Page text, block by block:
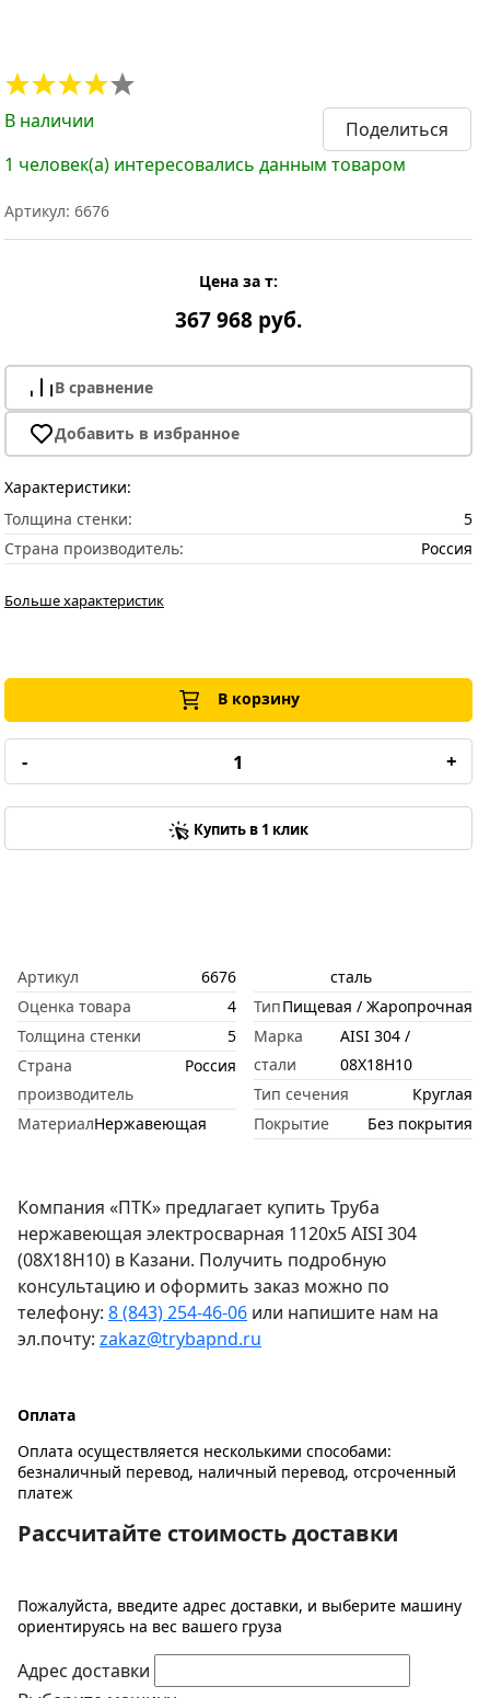
В наличии
Поделиться
1 человек(а) интересовались данным товаром
Артикул: 6676
Цена за т:
367 968 руб.
В сравнение
Добавить в избранное
Характеристики:
Толщина стенки:
5
Страна производитель:
Россия
Больше характеристик
В корзину
- +
Купить в 1 клик
Артикул
6676
Оценка товара
4
Толщина стенки
5
Страна
производитель
Россия
МатериалНержавеющая
сталь
ТипПищевая / Жаропрочная
Марка
стали
AISI 304 /
08Х18Н10
Тип сечения
Круглая
Покрытие
Без покрытия
Компания «ПТК» предлагает купить Труба
нержавеющая электросварная 1120х5 AISI 304
(08Х18Н10) в Казани. Получить подробную
консультацию и оформить заказ можно по
телефону: 8 (843) 254-46-06 или напишите нам на
эл.почту: zakaz@trybapnd.ru
Оплата
Оплата осуществляется несколькими способами:
безналичный перевод, наличный перевод, отсроченный
платеж
Рассчитайте стоимость доставки
Пожалуйста, введите адрес доставки, и выберите машину
ориентируясь на вес вашего груза
Адрес доставки